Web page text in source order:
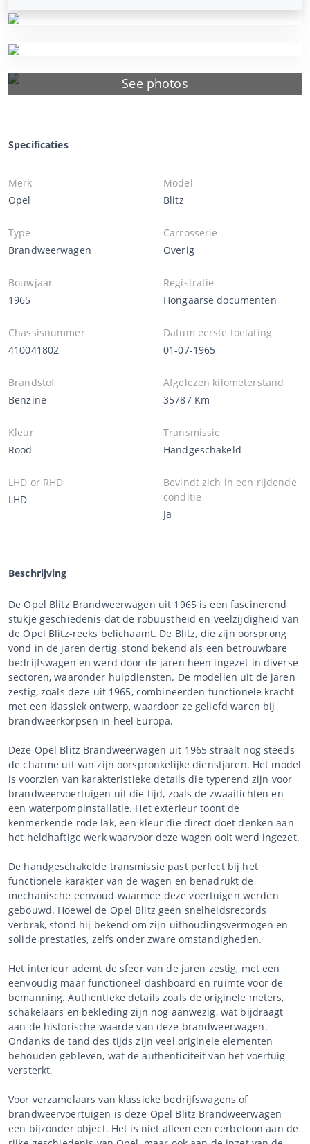
See photos
Specificaties
Merk
Opel
Model
Blitz
Type
Brandweerwagen
Carrosserie
Overig
Bouwjaar
1965
Registratie
Hongaarse documenten
Chassisnummer
410041802
Datum eerste toelating
01-07-1965
Brandstof
Benzine
Afgelezen kilometerstand
35787 Km
Kleur
Rood
Transmissie
Handgeschakeld
LHD or RHD
LHD
Bevindt zich in een rijdende
conditie
Ja
Beschrijving
De Opel Blitz Brandweerwagen uit 1965 is een fascinerend
stukje geschiedenis dat de robuustheid en veelzijdigheid van
de Opel Blitz-reeks belichaamt. De Blitz, die zijn oorsprong
vond in de jaren dertig, stond bekend als een betrouwbare
bedrijfswagen en werd door de jaren heen ingezet in diverse
sectoren, waaronder hulpdiensten. De modellen uit de jaren
zestig, zoals deze uit 1965, combineerden functionele kracht
met een klassiek ontwerp, waardoor ze geliefd waren bij
brandweerkorpsen in heel Europa.
Deze Opel Blitz Brandweerwagen uit 1965 straalt nog steeds
de charme uit van zijn oorspronkelijke dienstjaren. Het model
is voorzien van karakteristieke details die typerend zijn voor
brandweervoertuigen uit die tijd, zoals de zwaailichten en
een waterpompinstallatie. Het exterieur toont de
kenmerkende rode lak, een kleur die direct doet denken aan
het heldhaftige werk waarvoor deze wagen ooit werd ingezet.
De handgeschakelde transmissie past perfect bij het
functionele karakter van de wagen en benadrukt de
mechanische eenvoud waarmee deze voertuigen werden
gebouwd. Hoewel de Opel Blitz geen snelheidsrecords
verbrak, stond hij bekend om zijn uithoudingsvermogen en
solide prestaties, zelfs onder zware omstandigheden.
Het interieur ademt de sfeer van de jaren zestig, met een
eenvoudig maar functioneel dashboard en ruimte voor de
bemanning. Authentieke details zoals de originele meters,
schakelaars en bekleding zijn nog aanwezig, wat bijdraagt
aan de historische waarde van deze brandweerwagen.
Ondanks de tand des tijds zijn veel originele elementen
behouden gebleven, wat de authenticiteit van het voertuig
versterkt.
Voor verzamelaars van klassieke bedrijfswagens of
brandweervoertuigen is deze Opel Blitz Brandweerwagen
een bijzonder object. Het is niet alleen een eerbetoon aan de